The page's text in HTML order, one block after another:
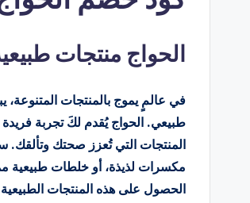
الحواج منتجات
في عالمٍ يموج بالمنتجات
طبيعي. الحواج يُقدم لكَ تجربة
مكسرات لذيذة، أو خلطات طبيعية
الحصول على هذه المنتجات الطبيعية المميزة بخصم إضافي 5%،